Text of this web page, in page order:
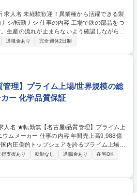
製
容 工場で鉄の部品をつ
生産の流れが止まらないよう確認しながら、
支える大切な役割です。 従事すべき業務の変
らないようにします。材料の投入から完成ま
うため、作業は安全で効率的です。完成した
工程へ運び、将来的にはライン全体をまとめ
す。定年後も給与は下がることはありませ
でき
勤ナシ/転勤ナシ
退職金あり 完全週休2日制
管理】プライム上場/世界規模の総
ー 化学品質保証
容 年間売上高9,988億
内圧倒的トップシェアを誇るプライム上場の
級のアルミニウム板材専門工場)で【品質管
屋製造所で品質管理業務を行います。【詳
質クレームに対する再発防止策の検討、推
る活動に取り組んでいただき、ゆくゆくは外
得支援あり 転勤なし 退職金あり
在宅OK